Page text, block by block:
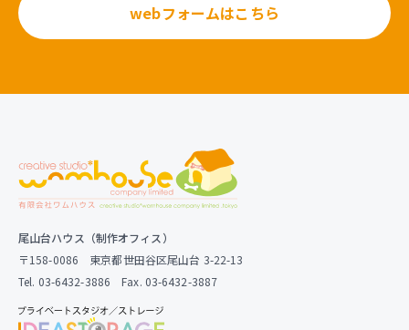
webフォームはこちら
尾山台ハウス（制作オフィス）
〒158-0086 東京都世田谷区尾山台 3-22-13
Tel. 03-6432-3886 Fax. 03-6432-3887